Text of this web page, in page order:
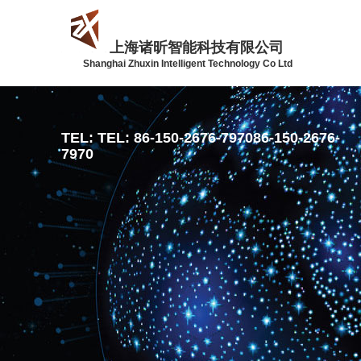
上海诸昕智能科技有限公司
Shanghai Zhuxin Intelligent Technology Co Ltd
TEL: TEL: 86-150-2676-797086-150-2676-
7970